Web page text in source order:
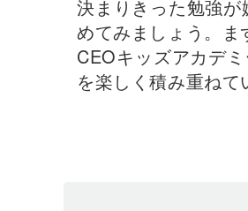
決まりきった勉強
めてみましょう。ま
CEOキッズアカデ
を楽しく積み重ねて